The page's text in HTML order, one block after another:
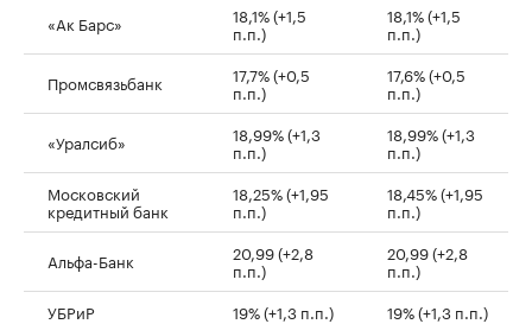
«Ак Барс» 18,1% (+1,5
п.п.)
18,1% (+1,5
п.п.)
Промсвязьбанк 17,7% (+0,5
п.п.)
17,6% (+0,5
п.п.)
«Уралсиб» 18,99% (+1,3
п.п.)
18,99% (+1,3
п.п.)
Московский
кредитный банк
18,25% (+1,95
п.п.)
18,45% (+1,95
п.п.)
Альфа-Банк 20,99 (+2,8
п.п.)
20,99 (+2,8
п.п.)
УБРиР
19% (+1,3 п.п.) 19% (+1,3 п.п.)